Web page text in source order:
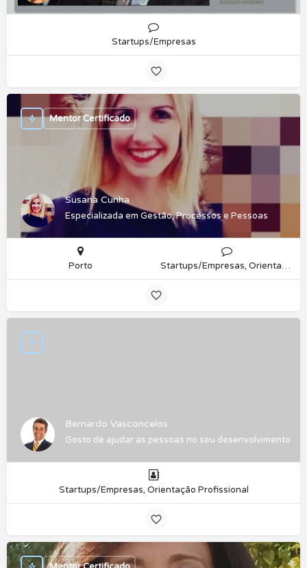
Startups/Empresas
Susana Cunha
Especializada em Gestão, Processos e Pessoas
Mentor Certificado
Porto Startups/Empresas, Orientação Profissional
Bernardo Vasconcelos
Gosto de ajudar as pessoas no seu desenvolvimento.
Startups/Empresas, Orientação Profissional